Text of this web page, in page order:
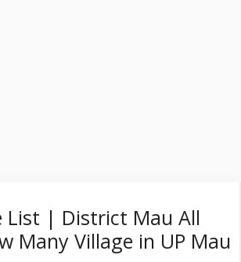
List | District Mau All
Many Village in UP Mau